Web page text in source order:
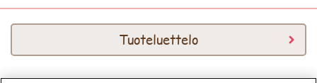
Tuoteluettelo